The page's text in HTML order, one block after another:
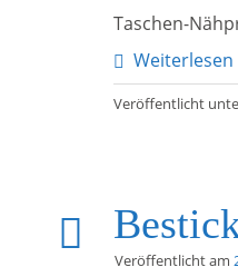
Taschen-
Weiterlesen
Veröffentlicht
Veröffentlicht am